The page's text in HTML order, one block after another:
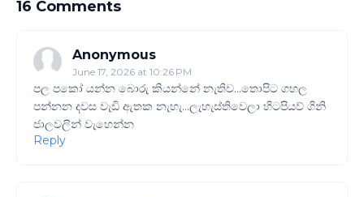
16 Comments
Anonymous
June 17, 2026 at 10:26 PM
පල පකෝ යන්න බොරු කියන්නේ නැතිව...තොපිට ගහල
පන්නන දවස වැඩි ඇතක නැහැ...ලැහැස්තිවෙලා හිටපියව් ගිනි
ජාලවලින් වැහෙන්න
Reply